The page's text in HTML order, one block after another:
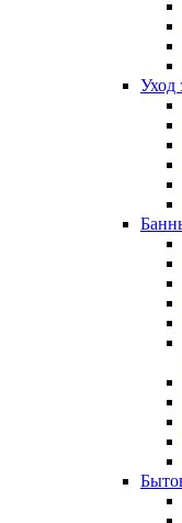
Уход